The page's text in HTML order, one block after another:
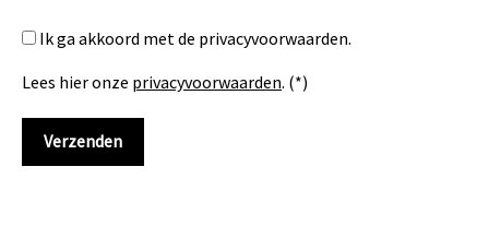
Ik ga akkoord met de privacyvoorwaarden.
Lees hier onze privacyvoorwaarden. (*)